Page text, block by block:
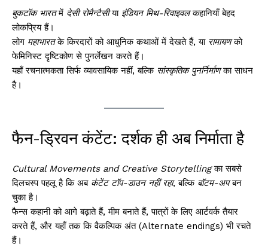
बुकटॉक भारतमें देसी रोमैन्टैसीया इंडियन मिथ-रिवाइवलकहानियाँ बेहद
लोकप्रिय हैं।
लोग महाभारतके किरदारों को आधुनिक कथाओं में देखते हैं, या रामायणको
फेमिनिस्ट दृष्टिकोण से पुनर्लेखन करते हैं।
यहाँ रचनात्मकता सिर्फ व्यावसायिक नहीं, बल्कि सांस्कृतिक पुनर्निर्माणका साधन
है।
फैन-ड्रिवन कंटेंट: दर्शक ही अब निर्माता है
Cultural Movements and Creative Storytellingका सबसे
दिलचस्प पहलू है कि अब कंटेंट टॉप-डाउन नहीं रहा, बल्कि बॉटम-अपबन
चुका है।
फैन्स कहानी को आगे बढ़ाते हैं, मीम बनाते हैं, पात्रों के लिए आर्टवर्क तैयार
करते हैं, और यहाँ तक कि वैकल्पिक अंत (Alternate endings) भी रचते
हैं।